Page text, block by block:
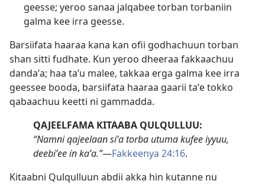
geesse; yeroo sanaa jalqabee torban torbaniin
galma kee irra geesse.
Barsiifata haaraa kana kan ofii godhachuun torban
shan sitti fudhate. Kun yeroo dheeraa fakkaachuu
dandaʼa; haa taʼu malee, takkaa erga galma kee irra
geessee booda, barsiifata haaraa gaarii taʼe tokko
qabaachuu keetti ni gammadda.
QAJEELFAMA KITAABA QULQULLUU:
“Namni qajeelaan siʼa torba utuma kufee iyyuu,
deebiʼee in kaʼa.”—Fakkeenya 24:16.
Kitaabni Qulqulluun abdii akka hin kutanne nu